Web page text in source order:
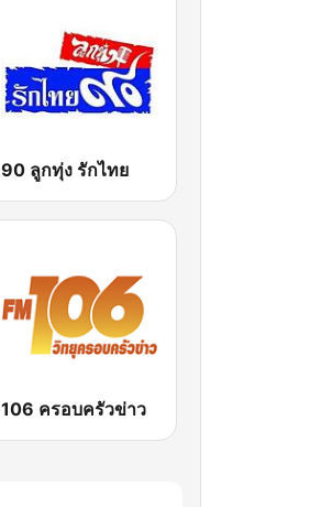
90 ลูกทุ่ง รักไทย
106 ครอบครัวข่าว